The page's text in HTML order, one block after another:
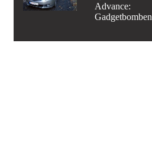
Advance:
Gadgetbomben